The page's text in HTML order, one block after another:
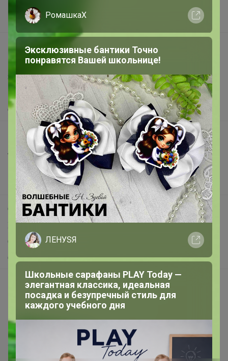
Поставщикам
Вакансии
support@24-ok.ru
Написать в поддержку
Защита покупателя
Помощь
О нас
Все предложения
Анонсы
Новости
Поддержка альпак
Самое выгодное
Хиты продаж
Самое желанное
Самое быстрое
Начать зарабатывать с 24-ok
Picabox.ru - Лучшее место для ваших изображений
Пульс нашего маркетплейса
Укорачиватель ссылок
РомашкаХ
Эксклюзивные бантики Точно
понравятся Вашей школьнице!
ЛЕНУSЯ
Школьные сарафаны PLAY Today —
элегантная классика, идеальная
посадка и безупречный стиль для
каждого учебного дня